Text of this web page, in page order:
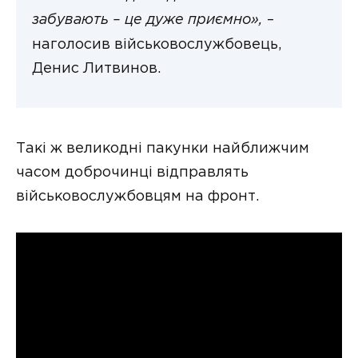
забувають – це дуже приємно», –
наголосив військовослужбовець,
Денис Литвинов.
Такі ж великодні пакунки найближчим
часом доброчинці відправлять
військовослужбовцям на фронт.